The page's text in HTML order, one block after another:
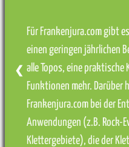
Für Frankenjura.com gibt
einen geringen jährlichen
alle Topos, eine praktische
Funktionen mehr.
Frankenjura.com bei der
Anwendungen (z.B. Rock-
Klettergebiete), die der
❮